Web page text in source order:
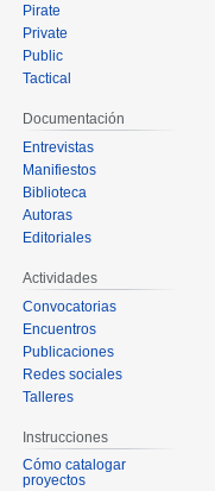
Pirate
Private
Public
Tactical
Documentación
Entrevistas
Manifiestos
Biblioteca
Autoras
Editoriales
Actividades
Convocatorias
Encuentros
Publicaciones
Redes sociales
Talleres
Instrucciones
Cómo catalogar
proyectos